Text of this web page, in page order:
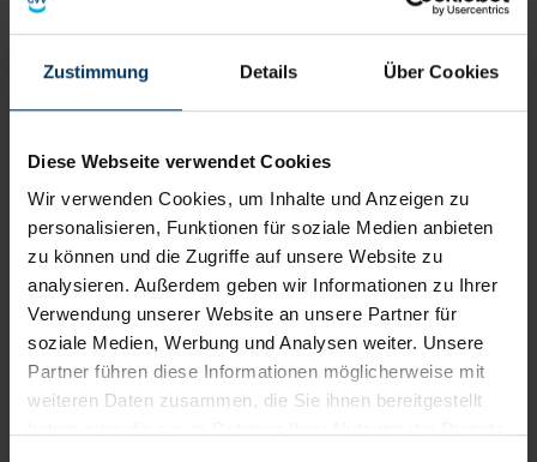
Zustimmung Details Über Cookies
Diese Webseite verwendet Cookies
Wir verwenden Cookies, um Inhalte und Anzeigen zu
personalisieren, Funktionen für soziale Medien anbieten
zu können und die Zugriffe auf unsere Website zu
analysieren. Außerdem geben wir Informationen zu Ihrer
Verwendung unserer Website an unsere Partner für
soziale Medien, Werbung und Analysen weiter. Unsere
Partner führen diese Informationen möglicherweise mit
weiteren Daten zusammen, die Sie ihnen bereitgestellt
Wie ist das Lehramt-Studium
aufgebaut?
Das Lehramt-Studium basiert auf drei zentralen
Säulen: der Fachwissenschaft, der Fachdidaktik
und den Bildungswissenschaften.
Fachwissenschaft
Hier erwerben Studierende das notwendige
Fachwissen ihrer Unterrichtsfächer. Je nach Fach
stehen beispielsweise Literaturwissenschaft,
Mathematik, Naturwissenschaften oder